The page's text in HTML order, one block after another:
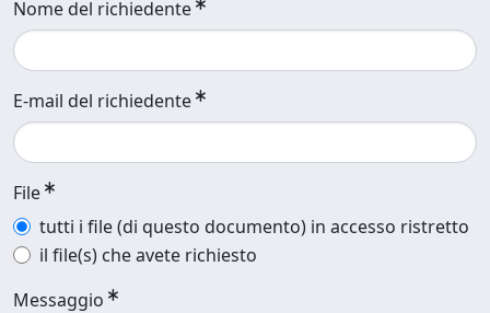
Nome del richiedente
E-mail del richiedente
File
tutti i file (di questo documento) in accesso ristretto
il file(s) che avete richiesto
Messaggio